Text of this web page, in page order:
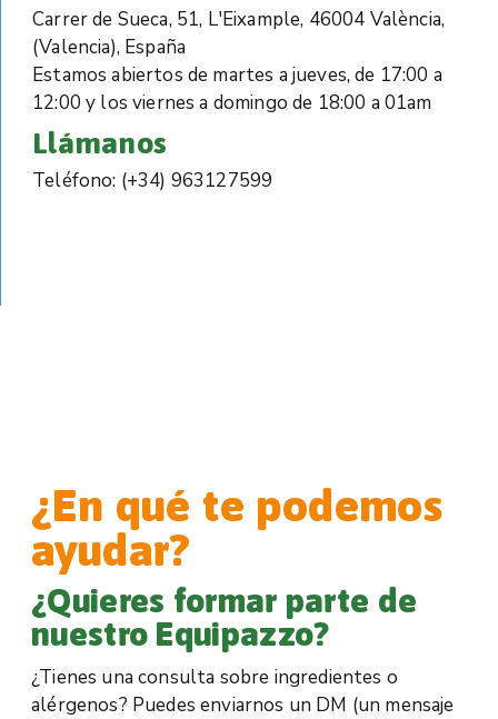
Carrer de Sueca, 51, L'Eixample, 46004 València,
(Valencia), España
Estamos abiertos de martes a jueves, de 17:00 a
12:00 y los viernes a domingo de 18:00 a 01am
Llámanos
Teléfono: (+34) 963127599
¿En qué te podemos
ayudar?
¿Quieres formar parte de
nuestro Equipazzo?
¿Tienes una consulta sobre ingredientes o
alérgenos? Puedes enviarnos un DM (un mensaje